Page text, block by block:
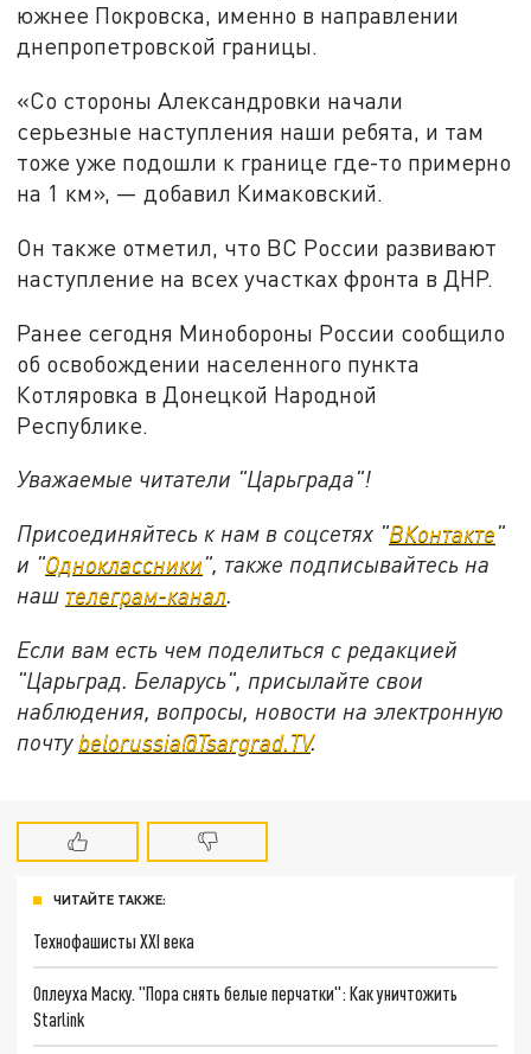
южнее Покровска, именно в направлении
днепропетровской границы.
«Со стороны Александровки начали
серьезные наступления наши ребята, и там
тоже уже подошли к границе где-то примерно
на 1 км», — добавил Кимаковский.
Он также отметил, что ВС России развивают
наступление на всех участках фронта в ДНР.
Ранее сегодня Минобороны России сообщило
об освобождении населенного пункта
Котляровка в Донецкой Народной
Республике.
Уважаемые читатели "Царьграда"!
Присоединяйтесь к нам в соцсетях "ВКонтакте"
и "Одноклассники", также подписывайтесь на
наш телеграм-канал.
Если вам есть чем поделиться с редакцией
"Царьград. Беларусь", присылайте свои
наблюдения, вопросы, новости на электронную
почту belorussia@Tsargrad.TV.
ЧИТАЙТЕ ТАКЖЕ:
Технофашисты XXI века
Оплеуха Маску. "Пора снять белые перчатки": Как уничтожить
Starlink